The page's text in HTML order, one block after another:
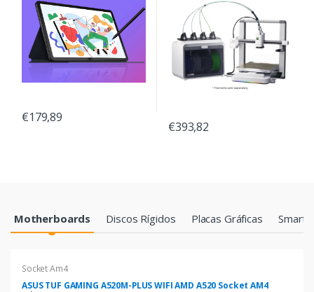
€179,89
€393,82
Products Grid
Motherboards Discos Rígidos Placas Gráficas
Socket Am4
ASUS TUF GAMING A520M-PLUS WIFI AMD A520 Socket AM4